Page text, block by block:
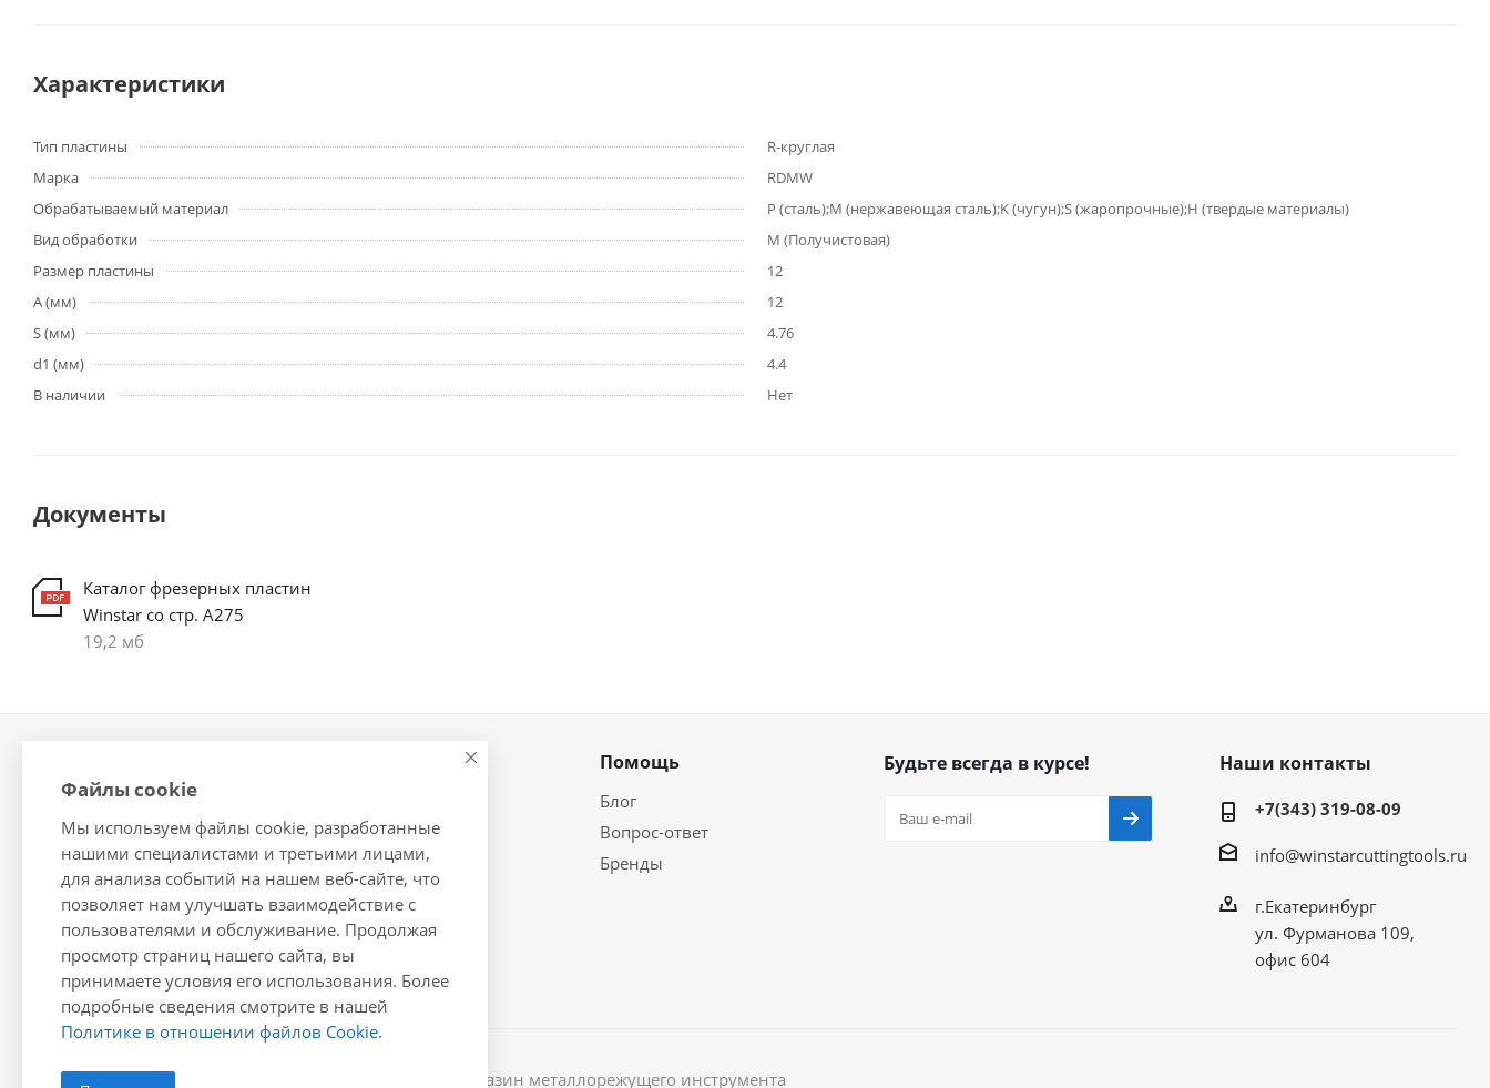
Характеристики
Тип пластины
R-круглая
Марка
RDMW
Обрабатываемый материал
P (сталь);M (нержавеющая сталь);K (чугун);S (жаропрочные);H (твердые материалы)
Вид обработки
M (Получистовая)
Размер пластины
12
A (мм)
12
S (мм)
4.76
d1 (мм)
4.4
В наличии
Нет
Документы
Каталог фрезерных пластин
Winstar со стр. А275
19,2 мб
О компании
Новости
Сотрудники
Вакансии
Магазины
Политика
Условия оплаты
Условия доставки
Гарантия на товар
Подборки товаров
Помощь
Блог
Вопрос-ответ
Бренды
Будьте всегда в курсе! Наши контакты
+7(343) 319-08-09
info@winstarcuttingtools.ru
г.Екатеринбург
ул. Фурманова 109,
офис 604
2026 © Winstar Cutting Technologies Corp. - интернет-магазин металлорежущего инструмента
Файлы cookie
Мы используем файлы cookie, разработанные
нашими специалистами и третьими лицами,
для анализа событий на нашем веб-сайте, что
позволяет нам улучшать взаимодействие с
пользователями и обслуживание. Продолжая
просмотр страниц нашего сайта, вы
принимаете условия его использования. Более
подробные сведения смотрите в нашей
Политике в отношении файлов Cookie.